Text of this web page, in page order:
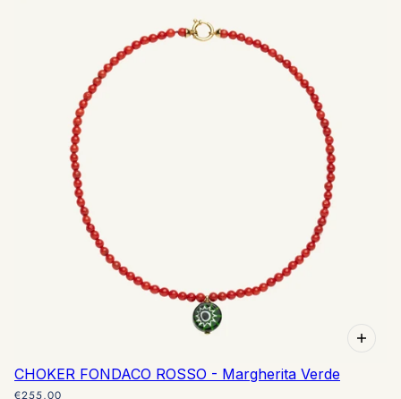
CHOKER FONDACO ROSSO - Margherita Verde
€255,00